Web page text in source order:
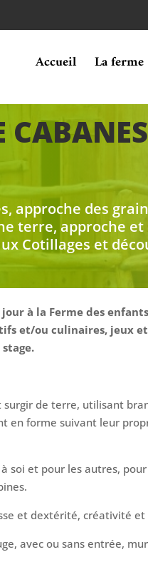
Accueil La ferme
CABANES
approche des
terre, approche et
Cotillages et
jour à la Ferme des
et/ou culinaires, jeux
de terre, utilisant
en forme suivant leur
soi et pour les autres, pour
et dextérité, créativité
avec ou sans entrée,